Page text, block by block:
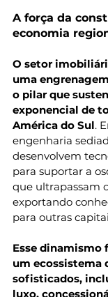
A força da
economia
O setor
uma
o pilar que
exponencial de
América do Sul.
engenharia
desenvolvem
para suportar a
que ultrapassam
exportando
para outras
Esse dinamismo
um ecossistema
sofisticados,
luxo,